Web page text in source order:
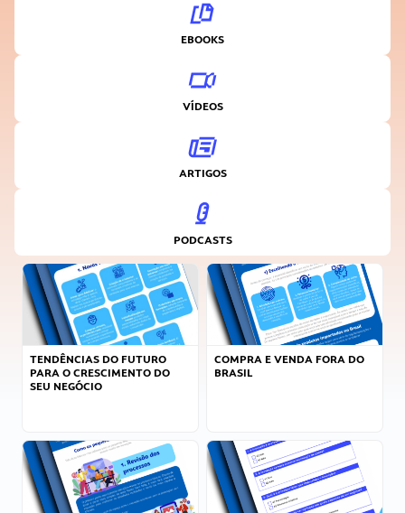
EBOOKS
VÍDEOS
ARTIGOS
PODCASTS
TENDÊNCIAS DO FUTURO
PARA O CRESCIMENTO DO
SEU NEGÓCIO
COMPRA E VENDA FORA DO
BRASIL